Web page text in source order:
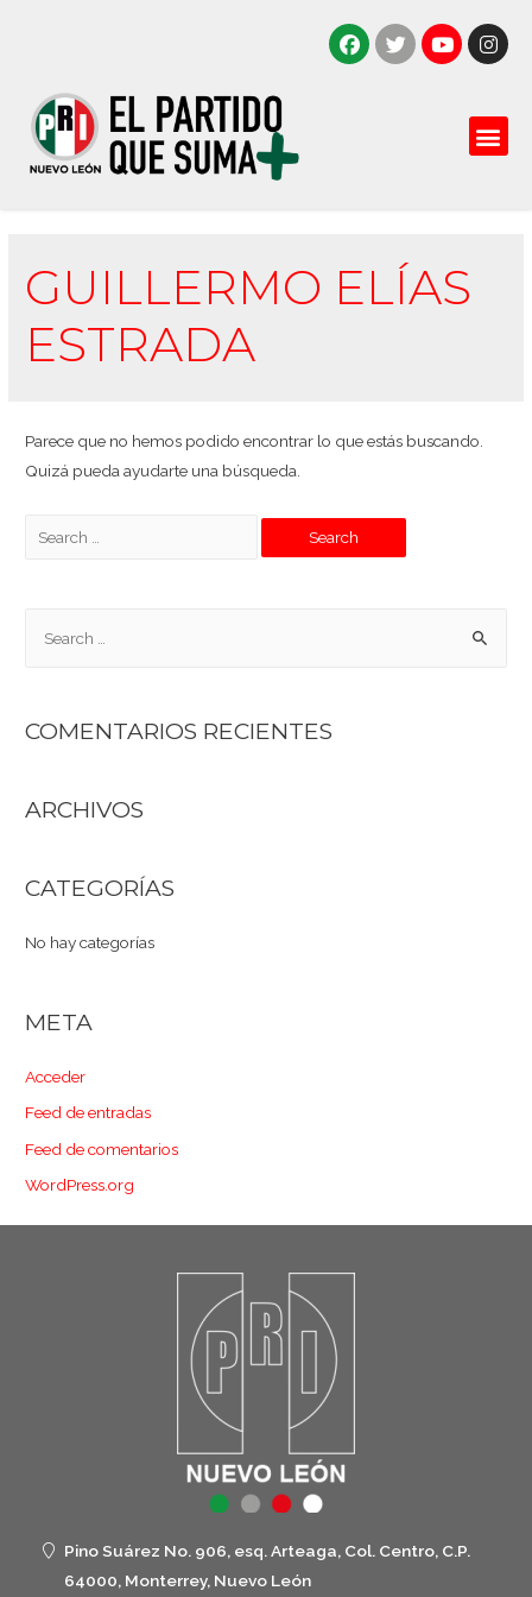
GUILLERMO ELÍAS
ESTRADA
Parece que no hemos podido encontrar lo que estás buscando.
Quizá pueda ayudarte una búsqueda.
COMENTARIOS RECIENTES
ARCHIVOS
CATEGORÍAS
No hay categorías
META
Acceder
Feed de entradas
Feed de comentarios
WordPress.org
Pino Suárez No. 906, esq. Arteaga, Col. Centro, C.P.
64000, Monterrey, Nuevo León